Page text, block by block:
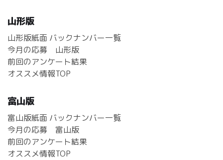
山形版
山形版紙面 バックナンバー一覧
今月の応募 山形版
前回のアンケート結果
オススメ情報TOP
富山版
富山版紙面 バックナンバー一覧
今月の応募 富山版
前回のアンケート結果
オススメ情報TOP